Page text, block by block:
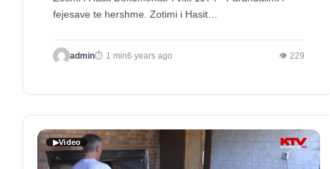
fejesave te hershme. Zotimi i Hasit…
admin 1 min6 years ago 👁 229
▶Video